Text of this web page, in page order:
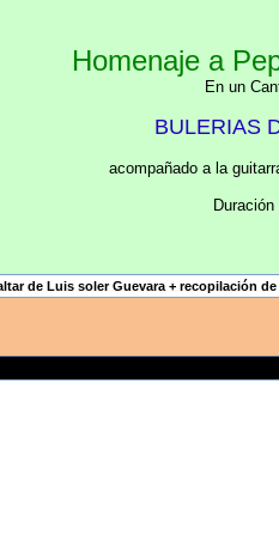
Homenaje a
En un
BULERIAS
acompañado a la
Duración
de Luis soler Guevara + recopilación